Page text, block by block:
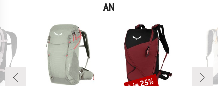
AN
Rabatt